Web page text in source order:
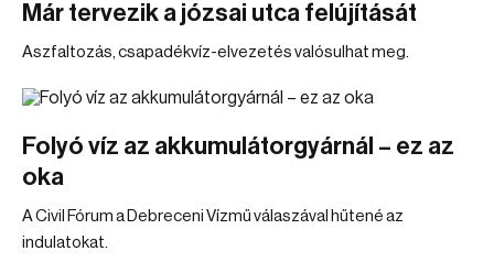
Már tervezik a józsai utca felújítását
Aszfaltozás, csapadékvíz-elvezetés valósulhat meg.
Folyó víz az akkumulátorgyárnál – ez az
oka
A Civil Fórum a Debreceni Vízmű válaszával hűtené az
indulatokat.